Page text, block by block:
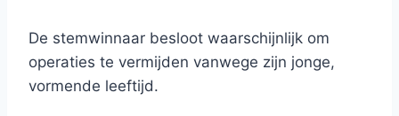
De stemwinnaar besloot waarschijnlijk om
operaties te vermijden vanwege zijn jonge,
vormende leeftijd.